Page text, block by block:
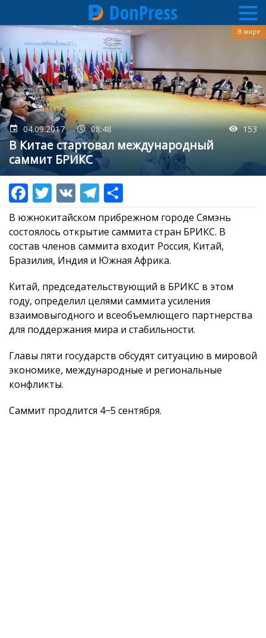
Перейти
к
основному
содержанию
DonPress
04.09.2017 08:48 153
В Китае стартовал международный
саммит БРИКС
В мире
В южнокитайском прибрежном городе Сямэнь
состоялось открытие саммита стран БРИКС. В
состав членов саммита входит Россия, Китай,
Бразилия, Индия и Южная Африка.
Китай, председательствующий в БРИКС в этом
году, определил целями саммита усиления
взаимовыгодного и всеобъемлющего партнерства
для поддержания мира и стабильности.
Главы пяти государств обсудят ситуацию в мировой
экономике, международные и региональные
конфликты.
Саммит продлится 4−5 сентября.